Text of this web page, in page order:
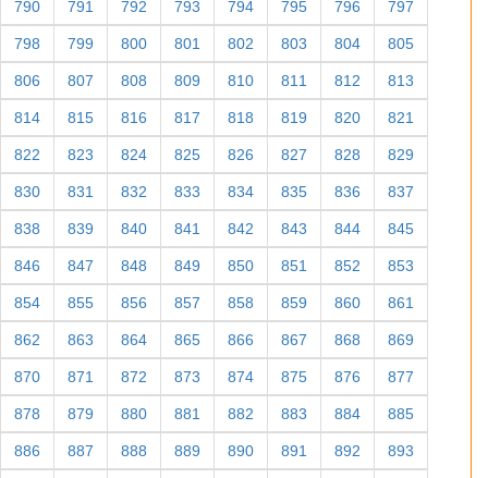
790 791 792 793 794 795 796 797
798 799 800 801 802 803 804 805
806 807 808 809 810 811 812 813
814 815 816 817 818 819 820 821
822 823 824 825 826 827 828 829
830 831 832 833 834 835 836 837
838 839 840 841 842 843 844 845
846 847 848 849 850 851 852 853
854 855 856 857 858 859 860 861
862 863 864 865 866 867 868 869
870 871 872 873 874 875 876 877
878 879 880 881 882 883 884 885
886 887 888 889 890 891 892 893